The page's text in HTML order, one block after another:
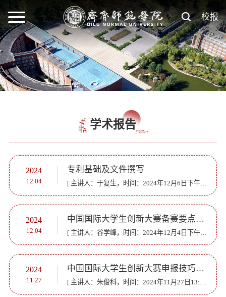
校报
学术报告
2024
12.04
专利基础及文件撰写
[ 主讲人：于复生，时间：2024年12月6日下午14：00]
2024
12.04
中国国际大学生创新大赛备赛要点及育人路径
[ 主讲人：谷学峰，时间：2024年12月4日下午13：30]
2024
11.27
中国国际大学生创新大赛申报技巧一基于评委的视角
[ 主讲人：朱俊科，时间：2024年11月27日13:30-15：30]